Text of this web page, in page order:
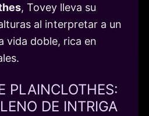
, Tovey lleva su
al interpretar a un
vida doble, rica en
PLAINCLOTHES:
DE INTRIGA